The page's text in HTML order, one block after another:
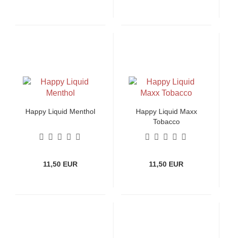
Happy Liquid Menthol
11,50 EUR
Happy Liquid Maxx
Tobacco
11,50 EUR